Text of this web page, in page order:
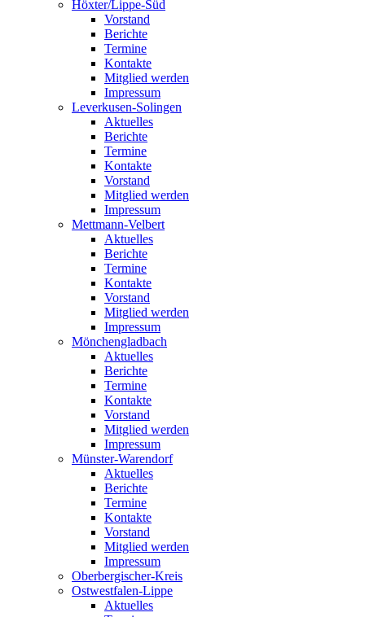
Höxter/Lippe-Süd
Vorstand
Berichte
Termine
Kontakte
Mitglied werden
Impressum
Leverkusen-Solingen
Aktuelles
Berichte
Termine
Kontakte
Vorstand
Mitglied werden
Impressum
Mettmann-Velbert
Aktuelles
Berichte
Termine
Kontakte
Vorstand
Mitglied werden
Impressum
Mönchengladbach
Aktuelles
Berichte
Termine
Kontakte
Vorstand
Mitglied werden
Impressum
Münster-Warendorf
Aktuelles
Berichte
Termine
Kontakte
Vorstand
Mitglied werden
Impressum
Oberbergischer-Kreis
Ostwestfalen-Lippe
Aktuelles